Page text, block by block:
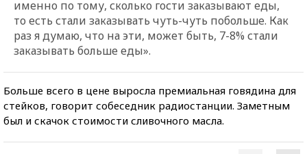
именно по тому, сколько гости заказывают еды,
то есть стали заказывать чуть-чуть побольше. Как
раз я думаю, что на эти, может быть, 7-8% стали
заказывать больше еды».
Больше всего в цене выросла премиальная говядина для
стейков, говорит собеседник радиостанции. Заметным
был и скачок стоимости сливочного масла.